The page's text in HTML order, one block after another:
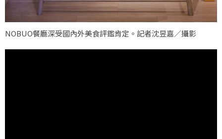
NOBUO餐廳深受國內外美食評鑑肯定。記者沈昱嘉／攝影